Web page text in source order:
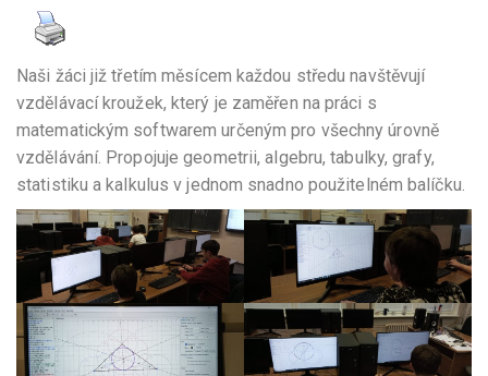
Naši žáci již třetím měsícem každou středu navštěvují
vzdělávací kroužek, který je zaměřen na práci s
matematickým softwarem určeným pro všechny úrovně
vzdělávání. Propojuje geometrii, algebru, tabulky, grafy,
statistiku a kalkulus v jednom snadno použitelném balíčku.